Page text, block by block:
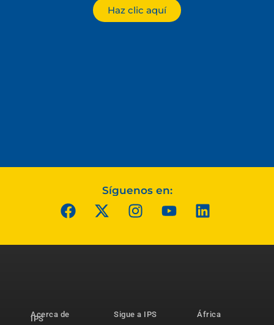
Haz clic aquí
Síguenos en:
Acerca de
IPS
Sigue a IPS
África